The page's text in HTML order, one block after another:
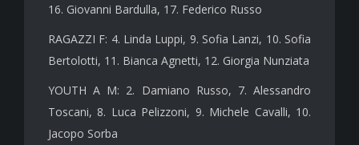
16. Giovanni Bardulla, 17. Federico Russo
RAGAZZI F: 4. Linda Luppi, 9. Sofia Lanzi, 10. Sofia
Bertolotti, 11. Bianca Agnetti, 12. Giorgia Nunziata
YOUTH A M: 2. Damiano Russo, 7. Alessandro
Toscani, 8. Luca Pelizzoni, 9. Michele Cavalli, 10.
Jacopo Sorba